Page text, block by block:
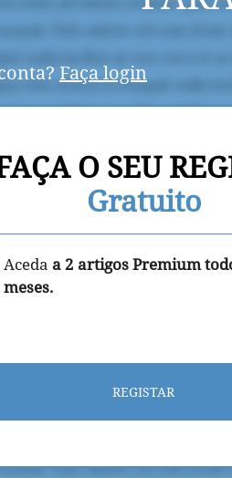
Faça login
O SEU
Gratuito
Aceda a 2 artigos Premium
meses.
REGISTAR